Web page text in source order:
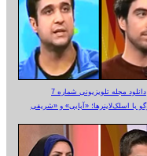
دانلود مجله تلویزیونی شماره 7